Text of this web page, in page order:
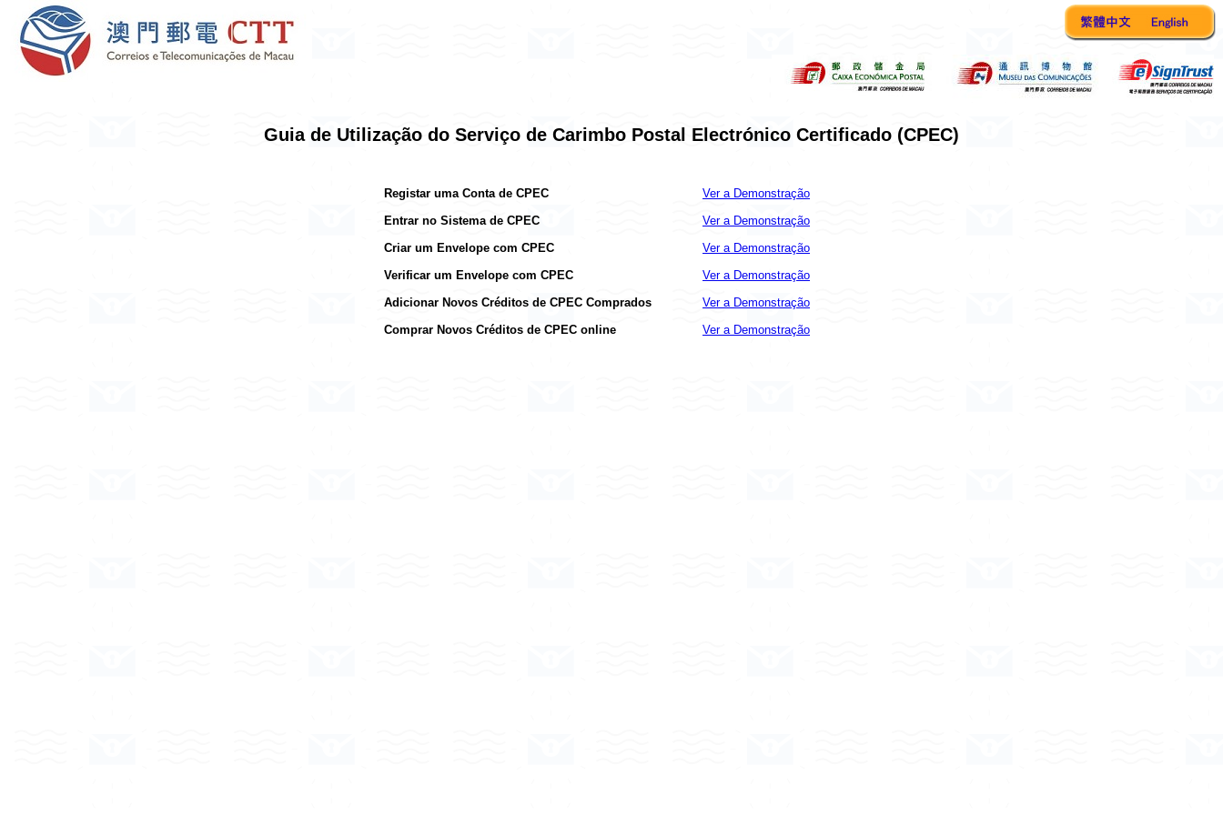
Guia de Utilização do Serviço de Carimbo Postal Electrónico Certificado (CPEC)
Registar uma Conta de CPEC
Ver a Demonstração
Entrar no Sistema de CPEC
Ver a Demonstração
Criar um Envelope com CPEC
Ver a Demonstração
Verificar um Envelope com CPEC
Ver a Demonstração
Adicionar Novos Créditos de CPEC Comprados
Ver a Demonstração
Comprar Novos Créditos de CPEC online
Ver a Demonstração